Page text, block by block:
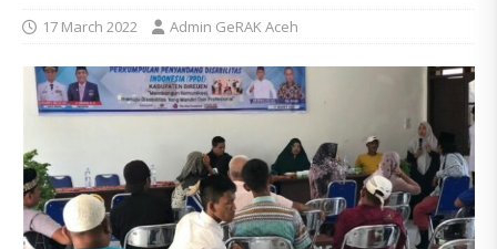
17 March 2022 Admin GeRAK Aceh